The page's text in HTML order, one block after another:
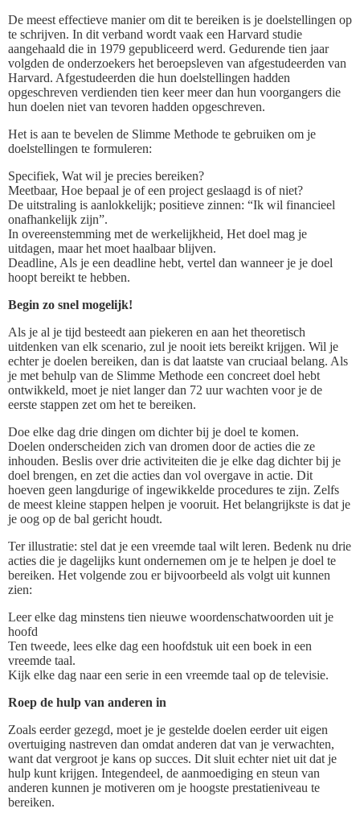
De meest effectieve manier om dit te bereiken is je doelstellingen op
te schrijven. In dit verband wordt vaak een Harvard studie
aangehaald die in 1979 gepubliceerd werd. Gedurende tien jaar
volgden de onderzoekers het beroepsleven van afgestudeerden van
Harvard. Afgestudeerden die hun doelstellingen hadden
opgeschreven verdienden tien keer meer dan hun voorgangers die
hun doelen niet van tevoren hadden opgeschreven.
Het is aan te bevelen de Slimme Methode te gebruiken om je
doelstellingen te formuleren:
Specifiek, Wat wil je precies bereiken?
Meetbaar, Hoe bepaal je of een project geslaagd is of niet?
De uitstraling is aanlokkelijk; positieve zinnen: “Ik wil financieel
onafhankelijk zijn”.
In overeenstemming met de werkelijkheid, Het doel mag je
uitdagen, maar het moet haalbaar blijven.
Deadline, Als je een deadline hebt, vertel dan wanneer je je doel
hoopt bereikt te hebben.
Begin zo snel mogelijk!
Als je al je tijd besteedt aan piekeren en aan het theoretisch
uitdenken van elk scenario, zul je nooit iets bereikt krijgen. Wil je
echter je doelen bereiken, dan is dat laatste van cruciaal belang. Als
je met behulp van de Slimme Methode een concreet doel hebt
ontwikkeld, moet je niet langer dan 72 uur wachten voor je de
eerste stappen zet om het te bereiken.
Doe elke dag drie dingen om dichter bij je doel te komen.
Doelen onderscheiden zich van dromen door de acties die ze
inhouden. Beslis over drie activiteiten die je elke dag dichter bij je
doel brengen, en zet die acties dan vol overgave in actie. Dit
hoeven geen langdurige of ingewikkelde procedures te zijn. Zelfs
de meest kleine stappen helpen je vooruit. Het belangrijkste is dat je
je oog op de bal gericht houdt.
Ter illustratie: stel dat je een vreemde taal wilt leren. Bedenk nu drie
acties die je dagelijks kunt ondernemen om je te helpen je doel te
bereiken. Het volgende zou er bijvoorbeeld als volgt uit kunnen
zien:
Leer elke dag minstens tien nieuwe woordenschatwoorden uit je
hoofd
Ten tweede, lees elke dag een hoofdstuk uit een boek in een
vreemde taal.
Kijk elke dag naar een serie in een vreemde taal op de televisie.
Roep de hulp van anderen in
Zoals eerder gezegd, moet je je gestelde doelen eerder uit eigen
overtuiging nastreven dan omdat anderen dat van je verwachten,
want dat vergroot je kans op succes. Dit sluit echter niet uit dat je
hulp kunt krijgen. Integendeel, de aanmoediging en steun van
anderen kunnen je motiveren om je hoogste prestatieniveau te
bereiken.